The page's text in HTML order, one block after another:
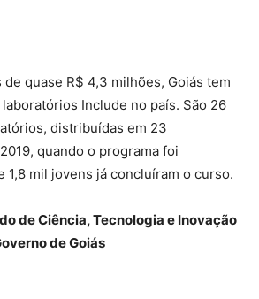
quase R$ 4,3 milhões, Goiás tem
Include no país. São 26
distribuídas em 23
quando o programa foi
1,8 mil jovens já concluíram o curso.
de Ciência, Tecnologia e Inovação
de Goiás